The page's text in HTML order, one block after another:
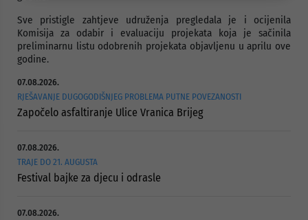
Sve pristigle zahtjeve udruženja pregledala je i ocijenila
Komisija za odabir i evaluaciju projekata koja je sačinila
preliminarnu listu odobrenih projekata objavljenu u aprilu ove
godine.
07.08.2026.
RJEŠAVANJE DUGOGODIŠNJEG PROBLEMA PUTNE POVEZANOSTI
Započelo asfaltiranje Ulice Vranica Brijeg
07.08.2026.
TRAJE DO 21. AUGUSTA
Festival bajke za djecu i odrasle
07.08.2026.